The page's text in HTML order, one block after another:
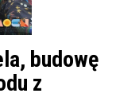
budowę
z